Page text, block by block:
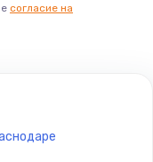
согласие на